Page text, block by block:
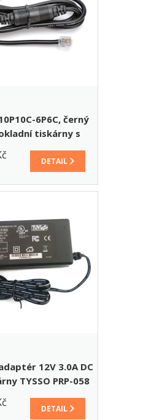
6P6C, černý
tiskárny s
napětím 24V)
DETAIL
12V 3.0A DC
TYSSO PRP-058
058)
DETAIL